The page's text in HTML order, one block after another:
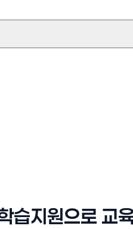
습지원으로 교